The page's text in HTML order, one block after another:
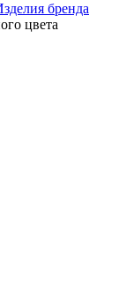
бренда
цвета